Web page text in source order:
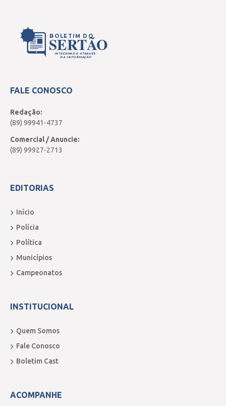
BOLETIM DO
SERTÃO
INTEGRANDO ATRAVÉS
DA INFORMAÇÃO
FALE CONOSCO
Redação:
(89) 99941-4737
Comercial / Anuncie:
(89) 99927-2713
EDITORIAS
Início
Polícia
Política
Municípios
Campeonatos
INSTITUCIONAL
Quem Somos
Fale Conosco
Boletim Cast
ACOMPANHE